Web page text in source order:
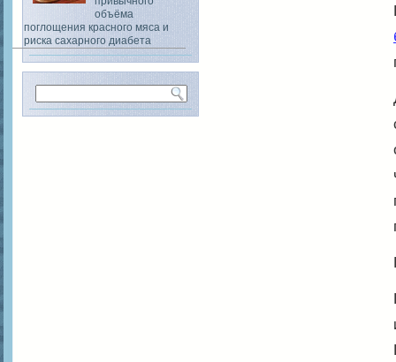
объёма
поглощения красного мяса и
риска сахарного диабета